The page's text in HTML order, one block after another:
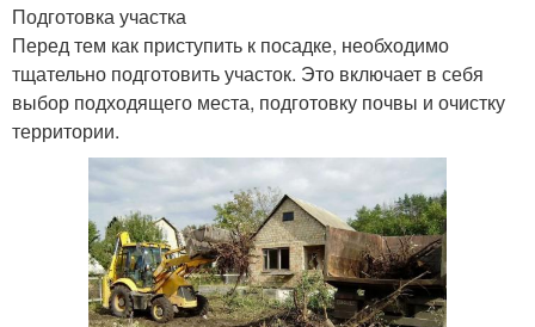
Подготовка участка
Перед тем как приступить к посадке, необходимо
тщательно подготовить участок. Это включает в себя
выбор подходящего места, подготовку почвы и очистку
территории.